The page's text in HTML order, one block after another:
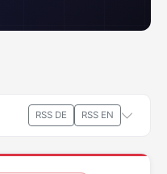
RSS DE RSS EN